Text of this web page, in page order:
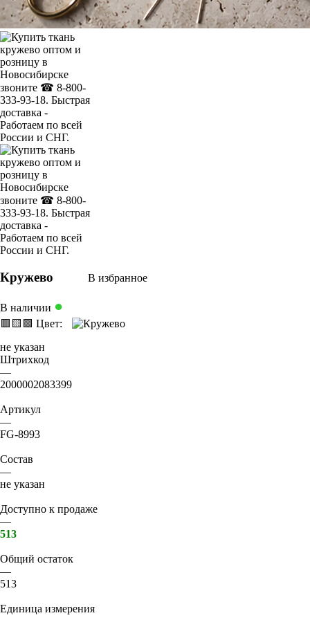
Кружево В избранное
В наличии ●
🟥 🟨 🟩 Цвет:
не указан
Штрихкод
—
2000002083399
Артикул
—
FG-8993
Состав
—
не указан
Доступно к продаже
—
513
Общий остаток
—
513
Единица измерения